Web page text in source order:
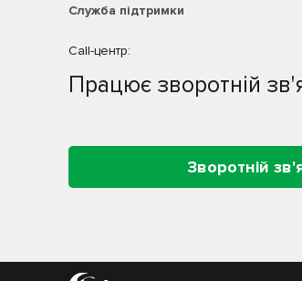
Служба підтримки
Call-центр:
Працює зворотній
Зворотній